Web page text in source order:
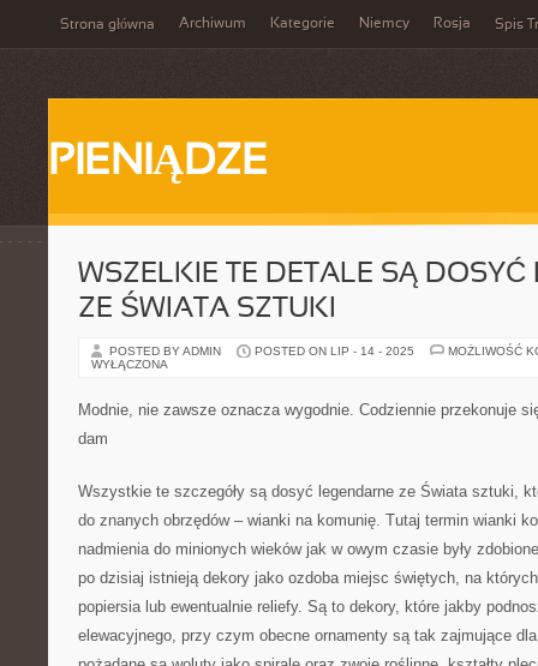
Strona główna Archiwum Kategorie Niemcy Rosja Spis
PIENIĄDZE
WSZELKIE TE DETALE SĄ DOSYĆ
ZE ŚWIATA SZTUKI
POSTED BY ADMIN POSTED ON LIP - 14 - 2025
MOŻLIWOŚĆ
WYŁĄCZONA
Modnie, nie zawsze oznacza wygodnie. Codziennie przekonuje
dam
Wszystkie te szczegóły są dosyć legendarne ze Świata sztuki,
do znanych obrzędów – wianki na komunię. Tutaj termin wianki
nadmienia do minionych wieków jak w owym czasie były
po dzisiaj istnieją dekory jako ozdoba miejsc świętych, na
popiersia lub ewentualnie reliefy. Są to dekory, które jakby
elewacyjnego, przy czym obecne ornamenty są tak zajmujące